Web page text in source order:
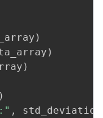
)
)
)
)
, std_deviation